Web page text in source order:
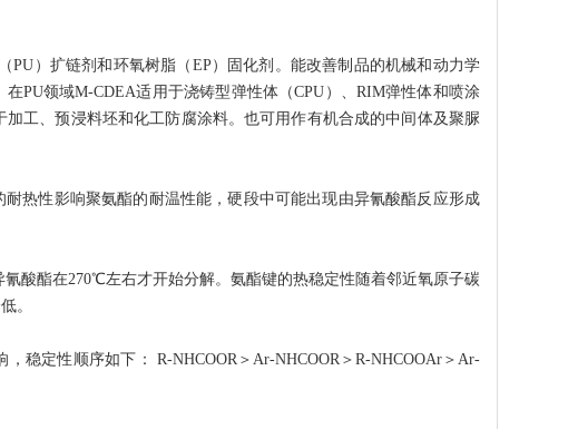
）扩链剂和环氧树脂（EP）固化剂。能改善制品的机械和动力学
PU领域M-CDEA适用于浇铸型弹性体（CPU）、RIM弹性体和喷涂
工、预浸料坯和化工防腐涂料。也可用作有机合成的中间体及聚脲
热性影响聚氨酯的耐温性能，硬段中可能出现由异氰酸酯反应形成
酸酯在270℃左右才开始分解。氨酯键的热稳定性随着邻近氧原子碳
。
稳定性顺序如下： R-NHCOOR＞Ar-NHCOOR＞R-NHCOOAr＞Ar-